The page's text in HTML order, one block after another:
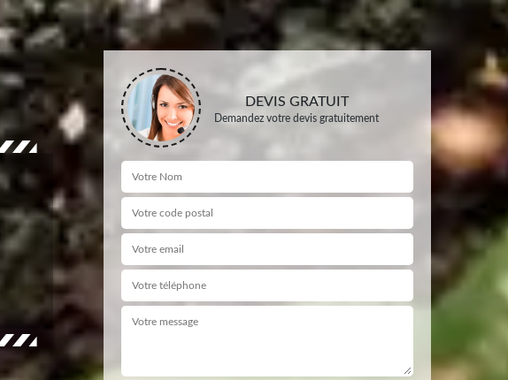
DEVIS GRATUIT
Demandez votre devis gratuitement